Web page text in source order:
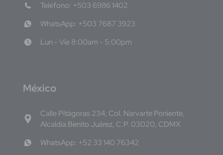
Teléfono: +503 6986 1402
WhatsApp: +503 7687 3923
Lun - Vie 8:00am - 5:00pm
México
Calle Pitágoras 234, Col. Narvarte Poniente,
Alcaldía Benito Juárez, C.P. 03020, CDMX
WhatsApp: +52 33 140 76342